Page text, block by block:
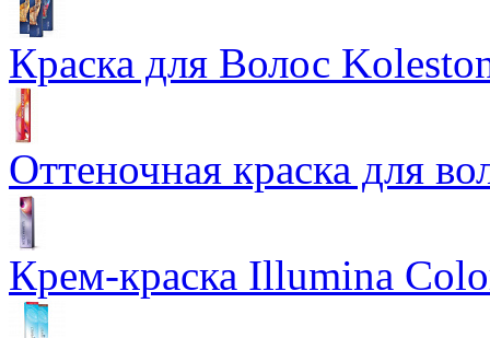
Краска для Волос
Оттеночная краска для
Крем-краска Illumina